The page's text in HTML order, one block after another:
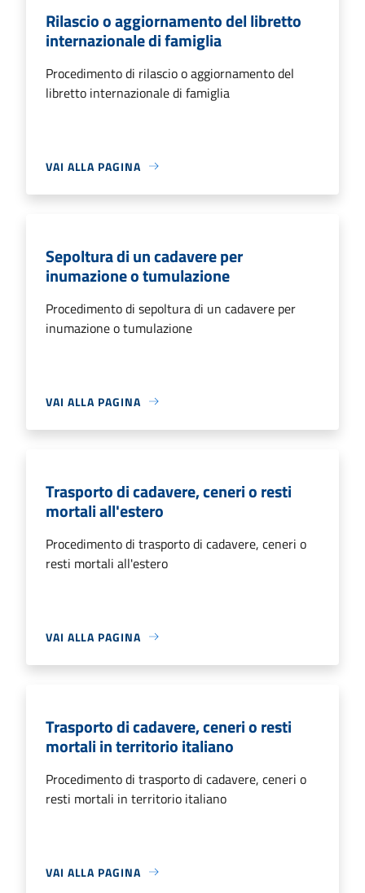
Rilascio o aggiornamento del libretto
internazionale di famiglia
Procedimento di rilascio o aggiornamento del
libretto internazionale di famiglia
VAI ALLA PAGINA
Sepoltura di un cadavere per
inumazione o tumulazione
Procedimento di sepoltura di un cadavere per
inumazione o tumulazione
VAI ALLA PAGINA
Trasporto di cadavere, ceneri o resti
mortali all'estero
Procedimento di trasporto di cadavere, ceneri o
resti mortali all'estero
VAI ALLA PAGINA
Trasporto di cadavere, ceneri o resti
mortali in territorio italiano
Procedimento di trasporto di cadavere, ceneri o
resti mortali in territorio italiano
VAI ALLA PAGINA